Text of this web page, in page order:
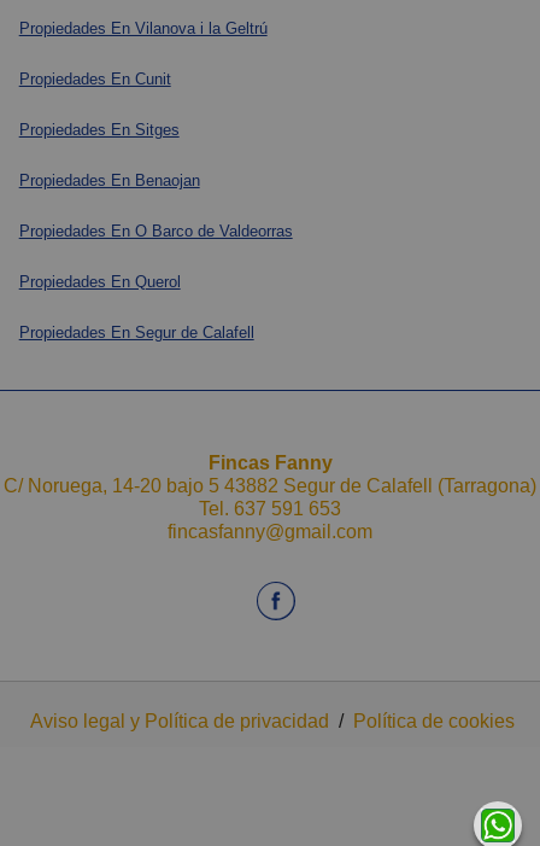
Propiedades En Vilanova i la Geltrú
Propiedades En Cunit
Propiedades En Sitges
Propiedades En Benaojan
Propiedades En O Barco de Valdeorras
Propiedades En Querol
Propiedades En Segur de Calafell
Fincas Fanny
C/ Noruega, 14-20 bajo 5 43882 Segur de Calafell (Tarragona)
Tel. 637 591 653
fincasfanny@gmail.com
Aviso legal y Política de privacidad / Política de cookies